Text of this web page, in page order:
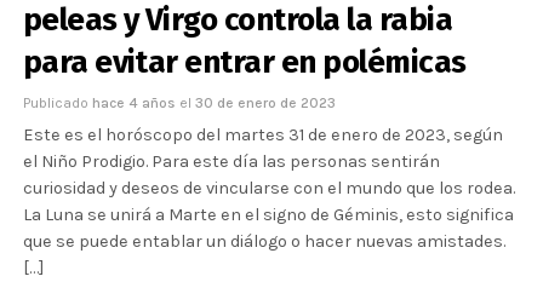
peleas y Virgo controla la rabia
para evitar entrar en polémicas
Publicado hace 4 años el 30 de enero de 2023
Este es el horóscopo del martes 31 de enero de 2023, según
el Niño Prodigio. Para este día las personas sentirán
curiosidad y deseos de vincularse con el mundo que los rodea.
La Luna se unirá a Marte en el signo de Géminis, esto significa
que se puede entablar un diálogo o hacer nuevas amistades.
[…]